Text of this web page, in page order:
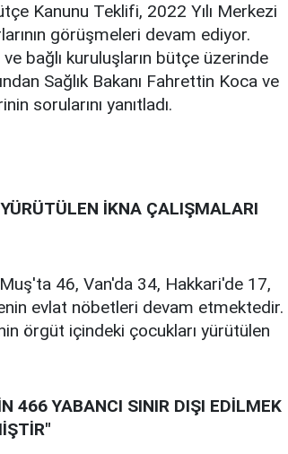
Kanunu Teklifi, 2022 Yılı Merkezi
görüşmeleri devam ediyor.
ve bağlı kuruluşların bütçe üzerinde
Sağlık Bakanı Fahrettin Koca ve
sorularını yanıtladı.
İKNA ÇALIŞMALARI
46, Van'da 34, Hakkari'de 17,
evlat nöbetleri devam etmektedir.
örgüt içindeki çocukları yürütülen
466 YABANCI SINIR DIŞI EDİLMEK